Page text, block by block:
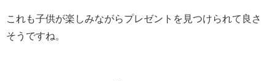
これも子供が楽しみながらプレゼントを見つけられて良さ
そうですね。